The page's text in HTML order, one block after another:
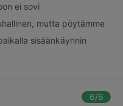
ei sovi
mutta pöytämme
sisäänkäynnin
6/6